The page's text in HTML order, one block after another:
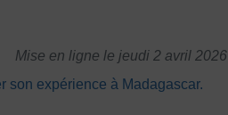
Mise en ligne le jeudi 2 avril 2026
son expérience à Madagascar.